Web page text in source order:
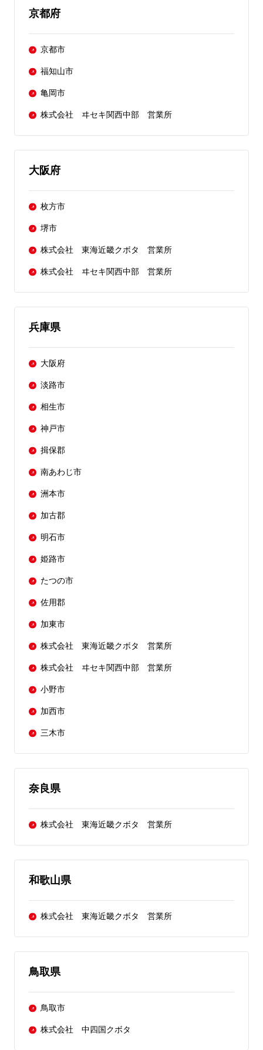
京都府
京都市
福知山市
亀岡市
株式会社 ヰセキ関西中部 営業所
大阪府
枚方市
堺市
株式会社 東海近畿クボタ 営業所
株式会社 ヰセキ関西中部 営業所
兵庫県
大阪府
淡路市
相生市
神戸市
揖保郡
南あわじ市
洲本市
加古郡
明石市
姫路市
たつの市
佐用郡
加東市
株式会社 東海近畿クボタ 営業所
株式会社 ヰセキ関西中部 営業所
小野市
加西市
三木市
奈良県
株式会社 東海近畿クボタ 営業所
和歌山県
株式会社 東海近畿クボタ 営業所
鳥取県
鳥取市
株式会社 中四国クボタ